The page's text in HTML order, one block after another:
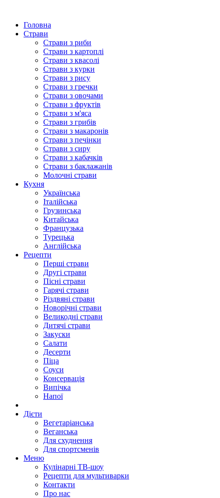
Головна
Страви
Страви з риби
Страви з картоплі
Страви з квасолі
Страви з курки
Страви з рису
Страви з гречки
Страви з овочами
Страви з фруктів
Страви з м'яса
Страви з грибів
Страви з макаронів
Страви з печінки
Страви з сиру
Страви з кабачків
Страви з баклажанів
Молочні страви
Кухня
Українська
Італійська
Грузинська
Китайська
Французька
Турецька
Англійська
Рецепти
Перші страви
Другі страви
Пісні страви
Гарячі страви
Різдвяні страви
Новорічні страви
Великодні страви
Дитячі страви
Закуски
Салати
Десерти
Піца
Соуси
Консервація
Випічка
Напої
Дієти
Вегетаріанська
Веганська
Для схуднення
Для спортсменів
Меню
Кулінарні ТВ-шоу
Рецепти для мультиварки
Контакти
Про нас